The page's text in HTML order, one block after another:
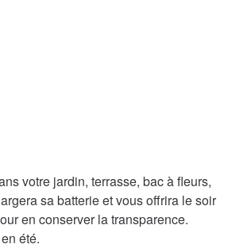
votre jardin, terrasse, bac à fleurs,
sa batterie et vous offrira le soir
en conserver la transparence.
été.